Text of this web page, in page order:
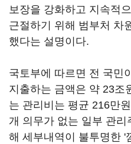
보장을 강화하고 지속적
근절하기 위해 범부처 차
했다는 설명이다.
국토부에 따르면 전 국민
지출하는 금액은 약 23조
는 관리비는 평균 216만
개 의무가 없는 일부 관
해 세부내역이 불투명한 '